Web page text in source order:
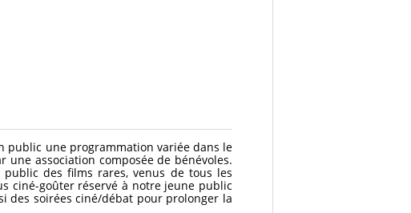
public une programmation variée dans le
association composée de bénévoles.
des films rares, venus de tous les
ciné-goûter réservé à notre jeune public
des soirées ciné/débat pour prolonger la